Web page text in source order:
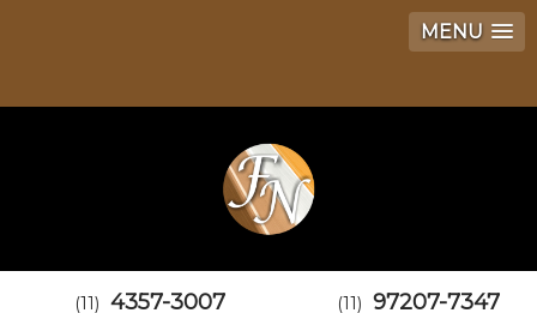
MENU
(11) 4357-3007 (11) 97207-7347